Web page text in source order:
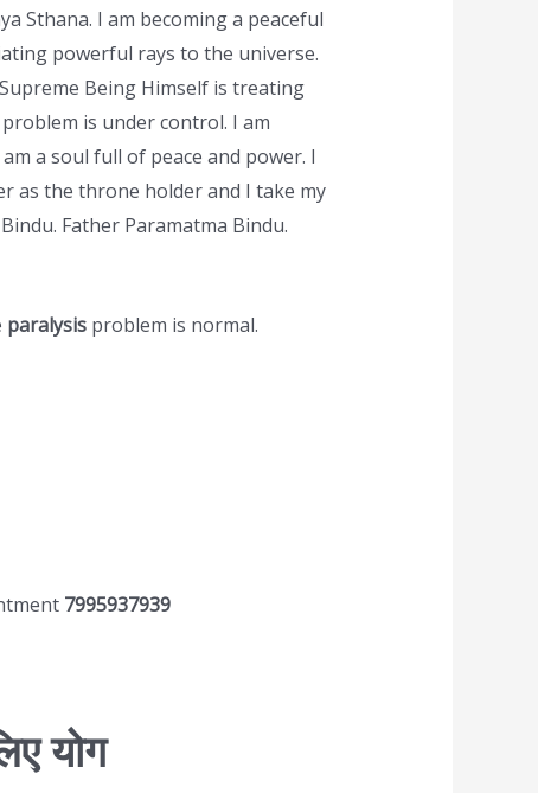
Sthana. I am becoming a peaceful
powerful rays to the universe.
Being Himself is treating
is under control. I am
a soul full of peace and power. I
as the throne holder and I take my
Father Paramatma Bindu.
paralysisproblem is normal.
7995937939
योग